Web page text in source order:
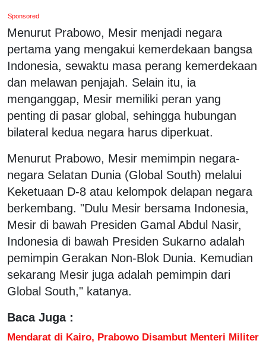
Sponsored
Menurut Prabowo, Mesir menjadi negara
pertama yang mengakui kemerdekaan bangsa
Indonesia, sewaktu masa perang kemerdekaan
dan melawan penjajah. Selain itu, ia
menganggap, Mesir memiliki peran yang
penting di pasar global, sehingga hubungan
bilateral kedua negara harus diperkuat.
Menurut Prabowo, Mesir memimpin negara-
negara Selatan Dunia (Global South) melalui
Keketuaan D-8 atau kelompok delapan negara
berkembang. "Dulu Mesir bersama Indonesia,
Mesir di bawah Presiden Gamal Abdul Nasir,
Indonesia di bawah Presiden Sukarno adalah
pemimpin Gerakan Non-Blok Dunia. Kemudian
sekarang Mesir juga adalah pemimpin dari
Global South," katanya.
Baca Juga :
Mendarat di Kairo, Prabowo Disambut Menteri Militer